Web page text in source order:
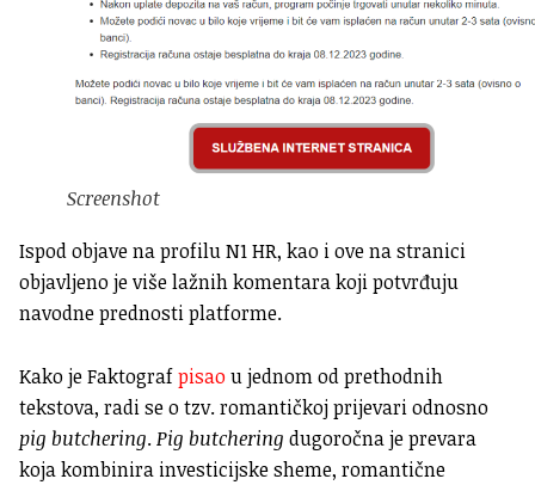
Screenshot
Ispod objave na profilu N1 HR, kao i ove na stranici
objavljeno je više lažnih komentara koji potvrđuju
navodne prednosti platforme.
Kako je Faktografpisaou jednom od prethodnih
tekstova, radi se o tzv. romantičkoj prijevari odnosno
pig butchering.Pig butchering dugoročna je prevara
koja kombinira investicijske sheme, romantične